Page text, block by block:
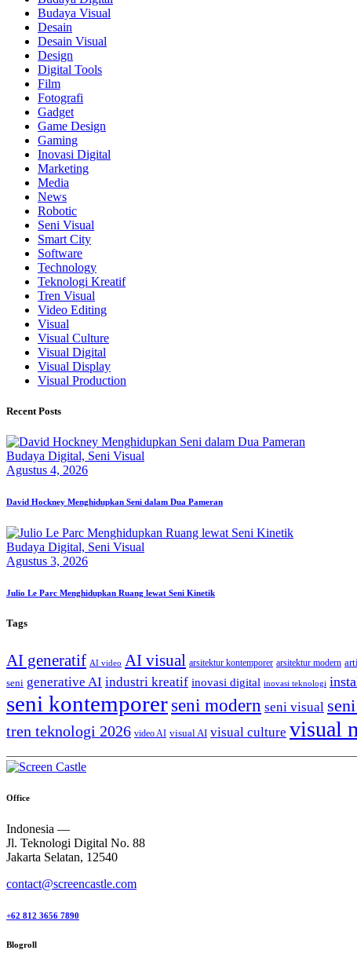
Budaya Visual
Desain
Desain Visual
Design
Digital Tools
Film
Fotografi
Gadget
Game Design
Gaming
Inovasi Digital
Marketing
Media
News
Robotic
Seni Visual
Smart City
Software
Technology
Teknologi Kreatif
Tren Visual
Video Editing
Visual
Visual Culture
Visual Digital
Visual Display
Visual Production
Recent Posts
Budaya Digital, Seni Visual
Agustus 4, 2026
David Hockney Menghidupkan Seni dalam Dua Pameran
Budaya Digital, Seni Visual
Agustus 3, 2026
Julio Le Parc Menghidupkan Ruang lewat Seni Kinetik
Tags
AI generatif AI video AI visual arsitektur kontemporer arsitektur modern
seni generative AI industri kreatif inovasi digital inovasi teknologi
seni kontemporer seni modern seni visual
tren teknologi 2026 video AI visual AI visual culture visual
Office
Indonesia —
Jl. Teknologi Digital No. 88
Jakarta Selatan, 12540
contact@screencastle.com
+62 812 3656 7890
Blogroll